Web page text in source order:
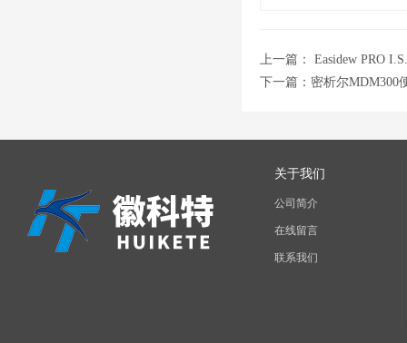
上一篇： Easidew PRO
下一篇： 密析尔MDM300
关于我们
公司简介
在线留言
联系我们